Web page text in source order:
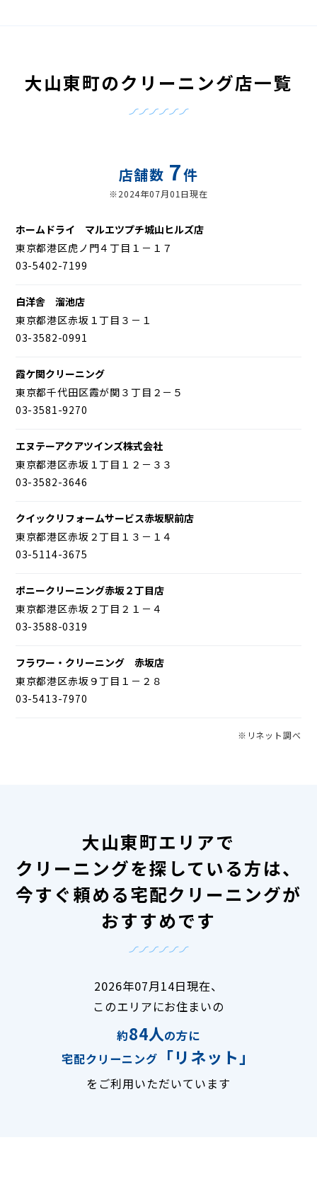
大山東町のクリーニング店一覧
店舗数 7件
※2024年07月01日現在
ホームドライ マルエツプチ城山ヒルズ店
東京都港区虎ノ門４丁目１－１７
03-5402-7199
白洋舎 溜池店
東京都港区赤坂１丁目３－１
03-3582-0991
霞ケ関クリーニング
東京都千代田区霞が関３丁目２－５
03-3581-9270
エヌテーアクアツインズ株式会社
東京都港区赤坂１丁目１２－３３
03-3582-3646
クイックリフォームサービス赤坂駅前店
東京都港区赤坂２丁目１３－１４
03-5114-3675
ポニークリーニング赤坂２丁目店
東京都港区赤坂２丁目２１－４
03-3588-0319
フラワー・クリーニング 赤坂店
東京都港区赤坂９丁目１－２８
03-5413-7970
※リネット調べ
大山東町エリアで
クリーニングを探している方は、
今すぐ頼める宅配クリーニングが
おすすめです
2026年07月14日現在、
このエリアにお住まいの
約84人の方に
宅配クリーニング
「リネット」
をご利用いただいています